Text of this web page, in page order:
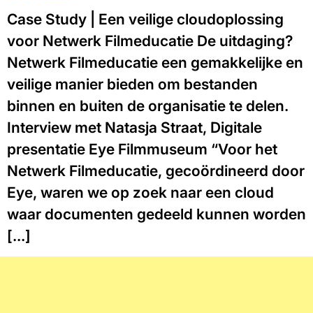
Case Study | Een veilige cloudoplossing
voor Netwerk Filmeducatie De uitdaging?
Netwerk Filmeducatie een gemakkelijke en
veilige manier bieden om bestanden
binnen en buiten de organisatie te delen.
Interview met Natasja Straat, Digitale
presentatie Eye Filmmuseum “Voor het
Netwerk Filmeducatie, gecoördineerd door
Eye, waren we op zoek naar een cloud
waar documenten gedeeld kunnen worden
[...]